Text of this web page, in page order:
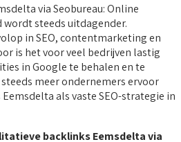
via Seobureau: Online
steeds uitdagender.
in SEO, contentmarketing en
is het voor veel bedrijven lastig
in Google te behalen en te
meer ondernemers ervoor
als vaste SEO-strategie in
backlinks Eemsdelta via